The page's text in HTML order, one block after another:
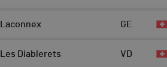
Laconnex GE
Les Diablerets VD